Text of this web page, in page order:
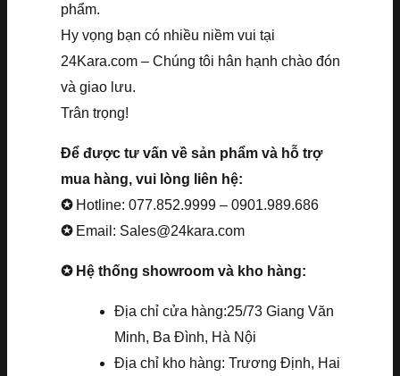
phẩm.
Hy vọng bạn có nhiều niềm vui tại
24Kara.com – Chúng tôi hân hạnh chào đón
và giao lưu.
Trân trọng!
Để được tư vấn về sản phẩm và hỗ trợ
mua hàng, vui lòng liên hệ:
✪ Hotline: 077.852.9999 – 0901.989.686
✪ Email: Sales@24kara.com
✪ Hệ thống showroom và kho hàng:
Địa chỉ cửa hàng:25/73 Giang Văn
Minh, Ba Đình, Hà Nội
Địa chỉ kho hàng: Trương Định, Hai